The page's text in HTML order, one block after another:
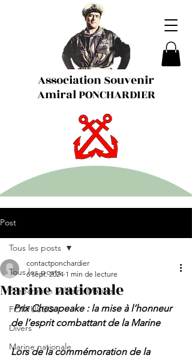
Association Souvenir
Amiral PONCHARDIER
Post
Tous les posts
Préparation Militaire Marine
FORFUSCO
Divers
Marine nationale
Tous les posts
Marine nationale
contactponchardier
6 sept. 2024 1 min de lecture
Prix Chesapeake : la mise à l’honneur
de l’esprit combattant de la Marine
Lors de la commémoration de la